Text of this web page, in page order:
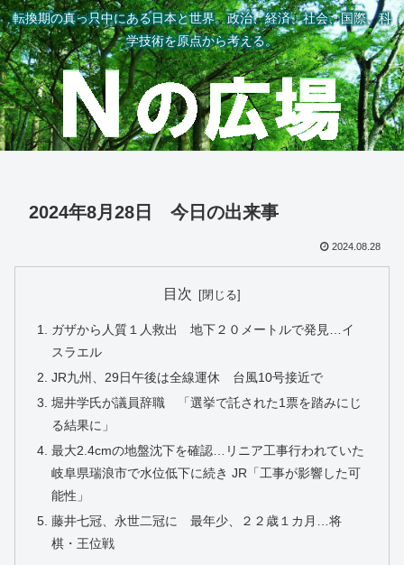
転換期の真っ只中にある日本と世界。政治、経済、社会、国際、科
学技術を原点から考える。
2024年8月28日 今日の出来事
2024.08.28
目次
ガザから人質１人救出 地下２０メートルで発見…イ
スラエル
JR九州、29日午後は全線運休 台風10号接近で
堀井学氏が議員辞職 「選挙で託された1票を踏みにじ
る結果に」
最大2.4cmの地盤沈下を確認…リニア工事行われていた
岐阜県瑞浪市で水位低下に続き JR「工事が影響した可
能性」
藤井七冠、永世二冠に 最年少、２２歳１カ月…将
棋・王位戦